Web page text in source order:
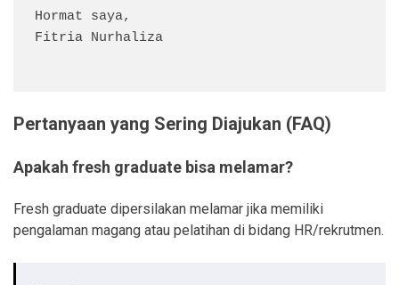
Hormat saya,
Fitria Nurhaliza
Pertanyaan yang Sering Diajukan (FAQ)
Apakah fresh graduate bisa melamar?
Fresh graduate dipersilakan melamar jika memiliki
pengalaman magang atau pelatihan di bidang HR/rekrutmen.